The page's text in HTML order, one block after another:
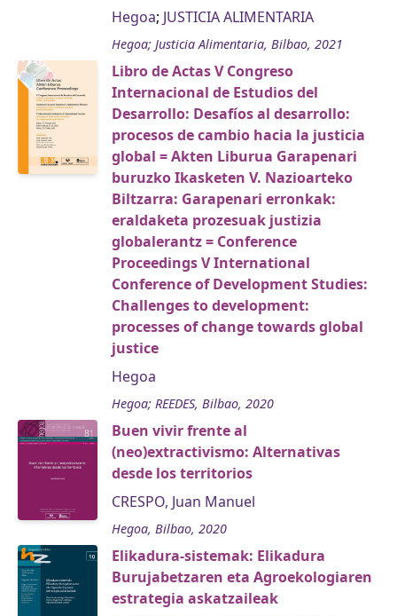
Hegoa; JUSTICIA ALIMENTARIA
Hegoa; Justicia Alimentaria, Bilbao, 2021
Libro de Actas V Congreso
Internacional de Estudios del
Desarrollo: Desafíos al desarrollo:
procesos de cambio hacia la justicia
global = Akten Liburua Garapenari
buruzko Ikasketen V. Nazioarteko
Biltzarra: Garapenari erronkak:
eraldaketa prozesuak justizia
globalerantz = Conference
Proceedings V International
Conference of Development Studies:
Challenges to development:
processes of change towards global
justice
Hegoa
Hegoa; REEDES, Bilbao, 2020
Buen vivir frente al
(neo)extractivismo: Alternativas
desde los territorios
CRESPO, Juan Manuel
Hegoa, Bilbao, 2020
Elikadura-sistemak: Elikadura
Burujabetzaren eta Agroekologiaren
estrategia askatzaileak